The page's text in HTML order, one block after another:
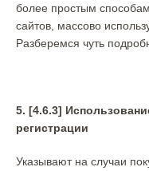
более простым
сайтов, массово
Разберемся чуть
5. [4.6.3]
регистрации
Указывают на случаи